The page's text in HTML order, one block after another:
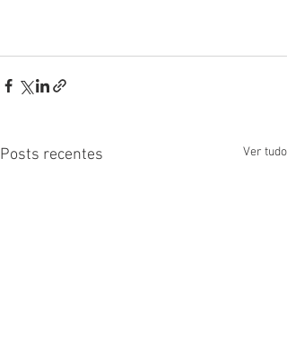
Posts recentes Ver tudo